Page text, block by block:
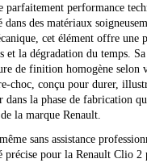
parfaitement performance
des matériaux
cet élément offre une
et la dégradation du temps.
de finition homogène selon
choc, conçu pour durer,
dans la phase de fabrication
la marque Renault.
sans assistance
précise pour la Renault Clio 2